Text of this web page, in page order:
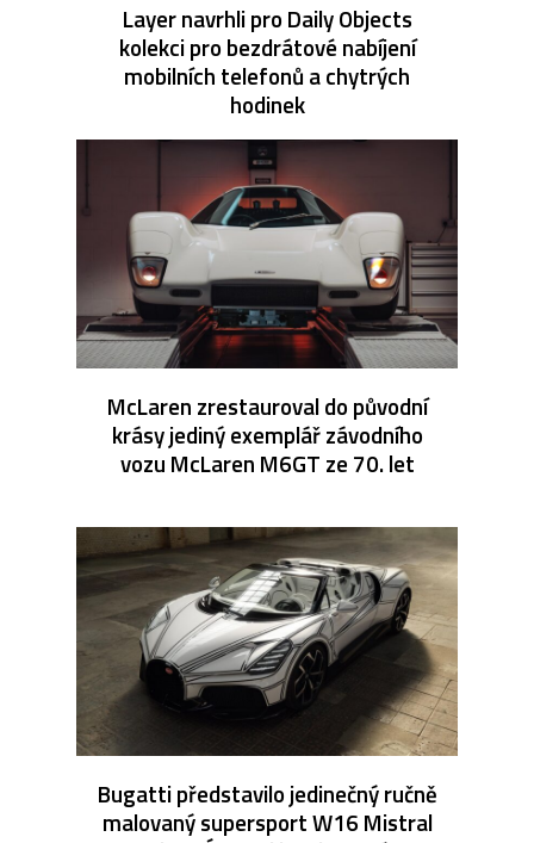
Layer navrhli pro Daily Objects
kolekci pro bezdrátové nabíjení
mobilních telefonů a chytrých
hodinek
McLaren zrestauroval do původní
krásy jediný exemplář závodního
vozu McLaren M6GT ze 70. let
Bugatti představilo jedinečný ručně
malovaný supersport W16 Mistral